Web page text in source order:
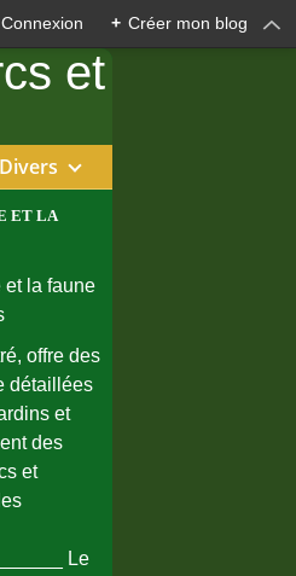
Connexion + Créer mon blog
Divers
ET LA
offre des
détaillées
et
des
et
Le